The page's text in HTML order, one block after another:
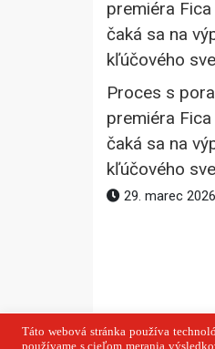
Proces s
premiéra
čaká sa na
kľúčového
29. marec 2026